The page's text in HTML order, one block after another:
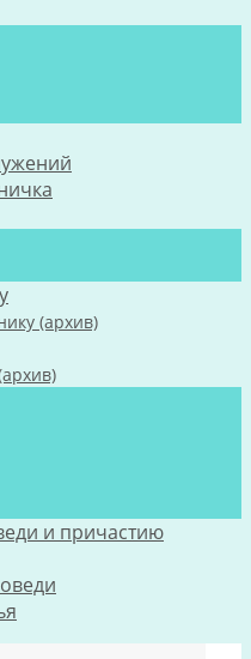
(архив)
и причастию